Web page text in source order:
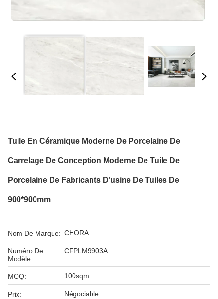
Tuile En Céramique Moderne De Porcelaine De
Carrelage De Conception Moderne De Tuile De
Porcelaine De Fabricants D'usine De Tuiles De
900*900mm
Nom De Marque: CHORA
Numéro De
Modèle:
CFPLM9903A
MOQ: 100sqm
Prix: Négociable